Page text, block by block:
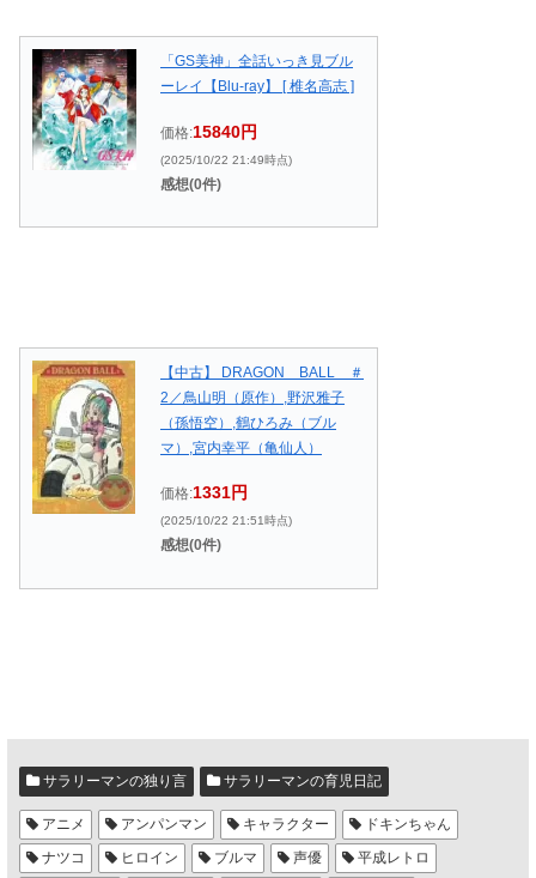
「GS美神」全話いっき見ブル
ーレイ【Blu-ray】 [ 椎名高志 ]
価格:15840円
(2025/10/22 21:49時点)
感想(0件)
【中古】 DRAGON BALL ＃
2／鳥山明（原作）,野沢雅子
（孫悟空）,鶴ひろみ（ブル
マ）,宮内幸平（亀仙人）
価格:1331円
(2025/10/22 21:51時点)
感想(0件)
サラリーマンの独り言 サラリーマンの育児日記
アニメ アンパンマン キャラクター
ドキンちゃん
ナツコ
ヒロイン ブルマ 声優
平成レトロ